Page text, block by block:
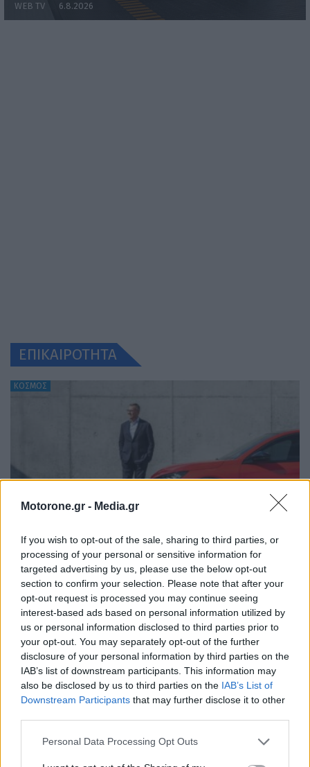
Motorone.gr - Media.gr
If you wish to opt-out of the sale, sharing to third parties, or
processing of your personal or sensitive information for
targeted advertising by us, please use the below opt-out
section to confirm your selection. Please note that after your
opt-out request is processed you may continue seeing
interest-based ads based on personal information utilized by
us or personal information disclosed to third parties prior to
your opt-out. You may separately opt-out of the further
disclosure of your personal information by third parties on the
IAB’s list of downstream participants. This information may
also be disclosed by us to third parties on the IAB’s List of
Downstream Participants that may further disclose it to other
Personal Data Processing Opt Outs
WEB TV 6.8.2026
ΕΠΙΚΑΙΡΟΤΗΤΑ
ΚΟΣΜΟΣ
Ο Alain Favey αποκλειστικά στα Auto Express /
MotorOne: Το Peugeot 208 διατηρεί…
PHIL MCNAMARA | AUTO EXPRESS 6.8.2026